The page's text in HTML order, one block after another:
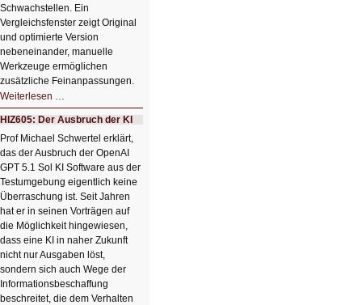
Schwachstellen. Ein
Vergleichsfenster zeigt Original
und optimierte Version
nebeneinander, manuelle
Werkzeuge ermöglichen
zusätzliche Feinanpassungen.
Weiterlesen …
Bildverschönerung
mit
einem
Klick
HIZ606:
Bildverschönerung
mit
einem
Klick
HIZ605: Der Ausbruch der KI
Prof Michael Schwertel erklärt,
das der Ausbruch der OpenAI
GPT 5.1 Sol KI Software aus der
Testumgebung eigentlich keine
Überraschung ist. Seit Jahren
hat er in seinen Vorträgen auf
die Möglichkeit hingewiesen,
dass eine KI in naher Zukunft
nicht nur Ausgaben löst,
sondern sich auch Wege der
Informationsbeschaffung
beschreitet, die dem Verhalten